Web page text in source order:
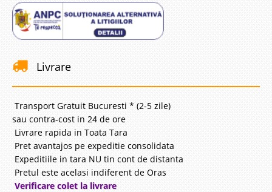
Livrare
Transport Gratuit Bucuresti * (2-5 zile)
sau contra-cost in 24 de ore
Livrare rapida in Toata Tara
Pret avantajos pe expeditie consolidata
Expeditiile in tara NU tin cont de distanta
Pretul este acelasi indiferent de Oras
Verificare colet la livrare